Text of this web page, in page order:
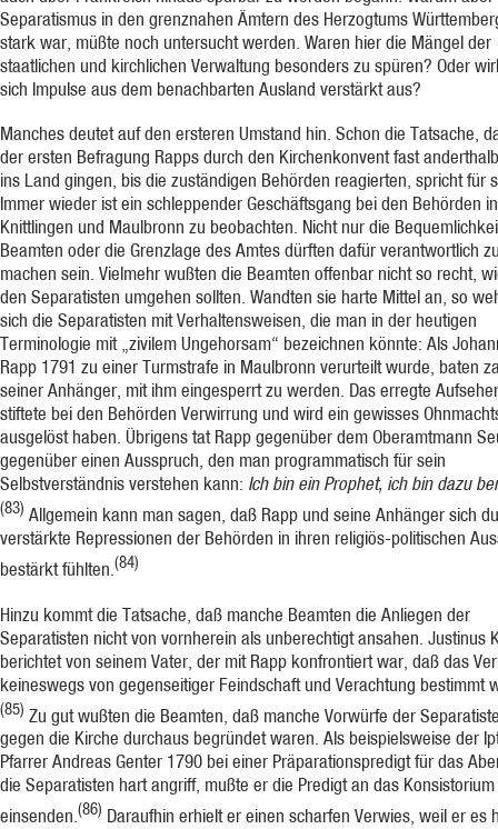
Separatismus in den grenznahen Ämtern des Herzogtums
stark war, müßte noch untersucht werden. Waren hier die Mängel der
staatlichen und kirchlichen Verwaltung besonders zu spüren? Oder
sich Impulse aus dem benachbarten Ausland verstärkt aus?
Manches deutet auf den ersteren Umstand hin. Schon die Tatsache,
der ersten Befragung Rapps durch den Kirchenkonvent fast
ins Land gingen, bis die zuständigen Behörden reagierten, spricht für
Immer wieder ist ein schleppender Geschäftsgang bei den Behörden in
Knittlingen und Maulbronn zu beobachten. Nicht nur die
Beamten oder die Grenzlage des Amtes dürften dafür verantwortlich
machen sein. Vielmehr wußten die Beamten offenbar nicht so recht,
den Separatisten umgehen sollten. Wandten sie harte Mittel an, so
sich die Separatisten mit Verhaltensweisen, die man in der heutigen
Terminologie mit „zivilem Ungehorsam“ bezeichnen könnte: Als
Rapp 1791 zu einer Turmstrafe in Maulbronn verurteilt wurde, baten
seiner Anhänger, mit ihm eingesperrt zu werden. Das erregte
stiftete bei den Behörden Verwirrung und wird ein gewisses
ausgelöst haben. Übrigens tat Rapp gegenüber dem Oberamtmann
gegenüber einen Ausspruch, den man programmatisch für sein
Selbstverständnis verstehen kann: Ich bin ein Prophet, ich bin dazu
(83) Allgemein kann man sagen, daß Rapp und seine Anhänger sich
verstärkte Repressionen der Behörden in ihren religiös-politischen
bestärkt fühlten. (84)
Hinzu kommt die Tatsache, daß manche Beamten die Anliegen der
Separatisten nicht von vornherein als unberechtigt ansahen. Justinus
berichtet von seinem Vater, der mit Rapp konfrontiert war, daß das
keineswegs von gegenseitiger Feindschaft und Verachtung bestimmt
(85) Zu gut wußten die Beamten, daß manche Vorwürfe der
gegen die Kirche durchaus begründet waren. Als beispielsweise der
Pfarrer Andreas Genter 1790 bei einer Präparationspredigt für das
die Separatisten hart angriff, mußte er die Predigt an das Konsistorium
einsenden.(86) Daraufhin erhielt er einen scharfen Verwies, weil er es